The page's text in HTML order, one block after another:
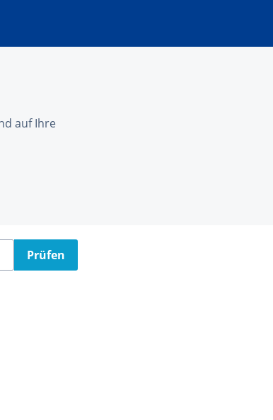
auf Ihre
Prüfen